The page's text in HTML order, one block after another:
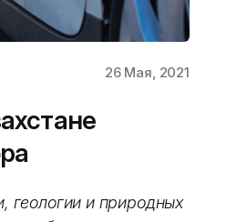
26 Мая, 2021
геологии и природных